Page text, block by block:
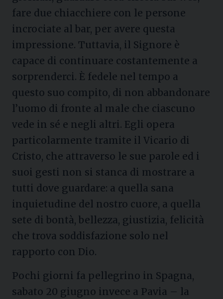
fare due chiacchiere con le persone
incrociate al bar, per avere questa
impressione. Tuttavia, il Signore è
capace di continuare costantemente a
sorprenderci. È fedele nel tempo a
questo suo compito, di non abbandonare
l’uomo di fronte al male che ciascuno
vede in sé e negli altri. Egli opera
particolarmente tramite il Vicario di
Cristo, che attraverso le sue parole ed i
suoi gesti non si stanca di mostrare a
tutti dove guardare: a quella sana
inquietudine del nostro cuore, a quella
sete di bontà, bellezza, giustizia, felicità
che trova soddisfazione solo nel
rapporto con Dio.
Pochi giorni fa pellegrino in Spagna,
sabato 20 giugno invece a Pavia – la